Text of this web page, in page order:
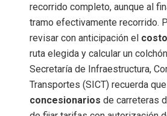
recorrido completo, aunque al
tramo efectivamente recorrido.
revisar con anticipación el
ruta elegida y calcular un
Secretaría de Infraestructura,
Transportes (SICT) recuerda
concesionarios de carreteras